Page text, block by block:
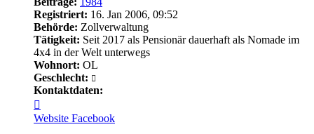
Registriert: 16. Jan 2006, 09:52
Behörde: Zollverwaltung
Tätigkeit: Seit 2017 als Pensionär dauerhaft als Nomade im
4x4 in der Welt unterwegs
Wohnort: OL
Geschlecht:
Kontaktdaten:
von
Mikesch
Website Facebook